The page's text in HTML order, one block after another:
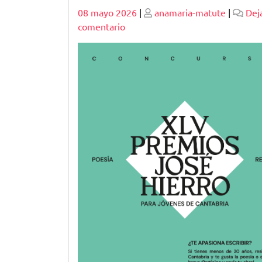
Publicado
08 mayo 2026 | Publicado
anamaria-matute |
comentarioen
Explorando
Literatura
Española